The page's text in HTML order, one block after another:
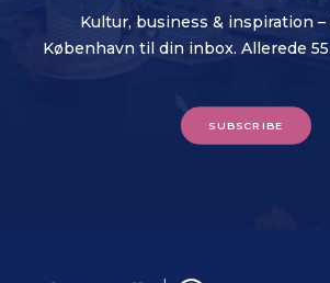
Kultur, business & inspiration
København til din inbox. Allerede
SUBSCRIBE